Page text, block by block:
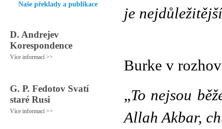
Naše překlady a publikace
D. Andrejev
Korespondence
Více informací >>
G. P. Fedotov Svatí
staré Rusi
Více informací >>
je
Burke v
„To nejsou
Allah Akbar,